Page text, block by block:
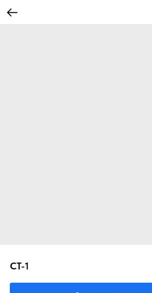
СТ-1